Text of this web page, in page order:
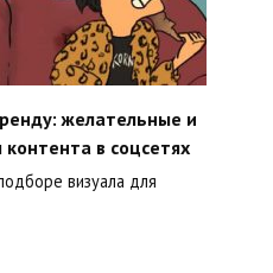
желательные и
в соцсетях
визуала для